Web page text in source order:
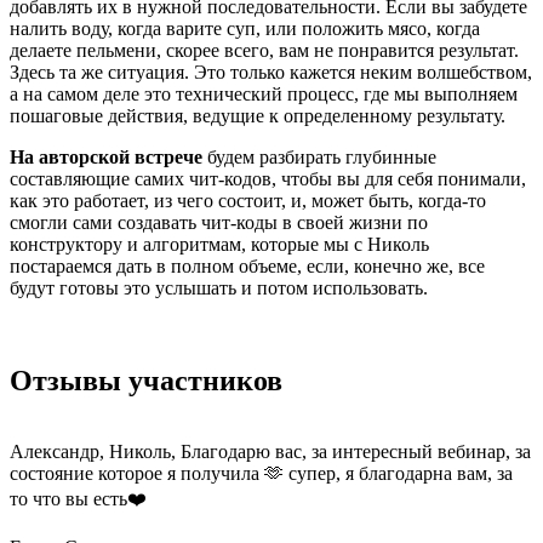
добавлять их в нужной последовательности. Если вы забудете
налить воду, когда варите суп, или положить мясо, когда
делаете пельмени, скорее всего, вам не понравится результат.
Здесь та же ситуация. Это только кажется неким волшебством,
а на самом деле это технический процесс, где мы выполняем
пошаговые действия, ведущие к определенному результату.
На авторской встрече будем разбирать глубинные
составляющие самих чит-кодов, чтобы вы для себя понимали,
как это работает, из чего состоит, и, может быть, когда-то
смогли сами создавать чит-коды в своей жизни по
конструктору и алгоритмам, которые мы с Николь
постараемся дать в полном объеме, если, конечно же, все
будут готовы это услышать и потом использовать.
Отзывы участников
Александр, Николь, Благодарю вас, за интересный вебинар, за
состояние которое я получила 🫶 супер, я благодарна вам, за
то что вы есть❤️